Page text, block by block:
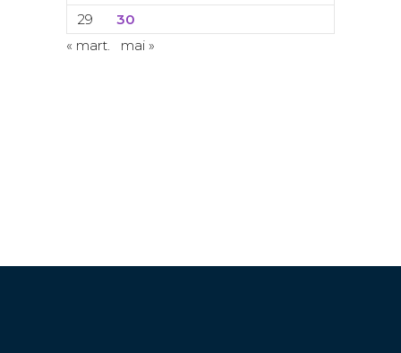
29
30
« mart.
mai »